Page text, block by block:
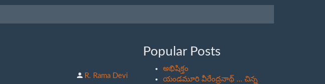
R. Rama Devi
Popular Posts
అభిషిక్తం
యండమూరి వీరేంద్రనాథ్ ... చిన్న